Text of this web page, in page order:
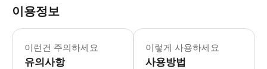
이용정보
이런건 주의하세요
유의사항
이렇게 사용하세요
사용방법